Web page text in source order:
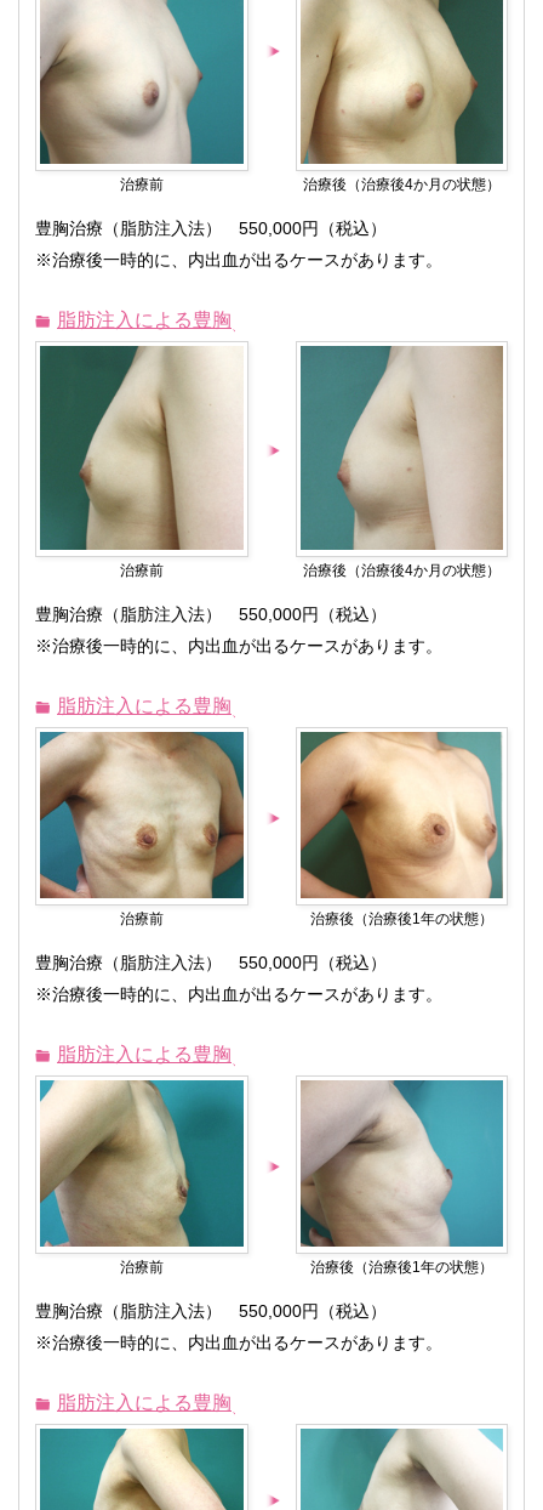
治療前 治療後（治療後4か月の状態）
豊胸治療（脂肪注入法） 550,000円（税込）
※治療後一時的に、内出血が出るケースがあります。
脂肪注入による豊胸
治療前 治療後（治療後4か月の状態）
豊胸治療（脂肪注入法） 550,000円（税込）
※治療後一時的に、内出血が出るケースがあります。
脂肪注入による豊胸
治療前 治療後（治療後1年の状態）
豊胸治療（脂肪注入法） 550,000円（税込）
※治療後一時的に、内出血が出るケースがあります。
脂肪注入による豊胸
治療前 治療後（治療後1年の状態）
豊胸治療（脂肪注入法） 550,000円（税込）
※治療後一時的に、内出血が出るケースがあります。
脂肪注入による豊胸